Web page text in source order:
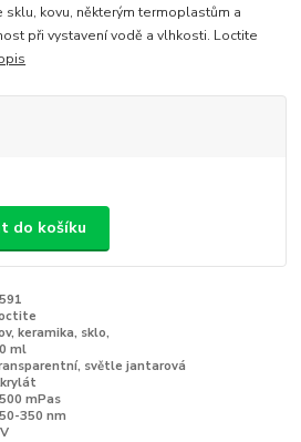
sklu, kovu, některým termoplastům a
při vystavení vodě a vlhkosti. Loctite
do košíku
keramika, sklo,
ml
světle jantarová
mPas
350 nm